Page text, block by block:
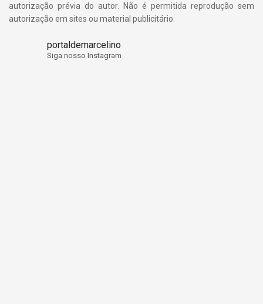
autorização prévia do autor. Não é permitida reprodução sem
autorização em sites ou material publicitário.
portaldemarcelino
Siga nosso Instagram